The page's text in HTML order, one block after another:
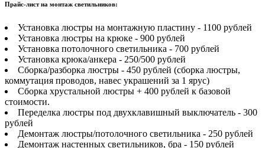
Прайс-лист на монтаж светильников:
Установка люстры на монтажную пластину - 1100 рублей
Установка люстры на крюке - 900 рублей
Установка потолочного светильника - 700 рублей
Установка крюка/анкера - 250/500 рублей
Сборка/разборка люстры - 450 рублей (сборка люстры,
коммутация проводов, навес украшений за 1 ярус)
Сборка хрустальной люстры + 400 рублей к базовой
стоимости.
Переделка люстры под двухклавишный выключатель - 300
рублей
Демонтаж люстры/потолочного светильника - 250 рублей
Демонтаж настенных светильников, бра - 150 рублей